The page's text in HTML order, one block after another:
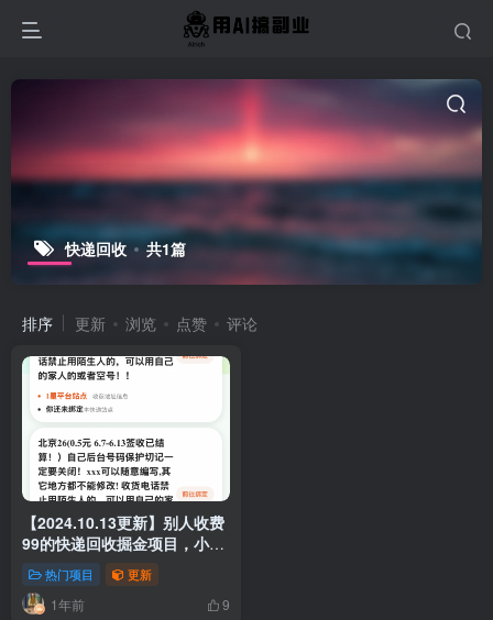
快递回收 共1篇
排序 更新 浏览 点赞 评论
【2024.10.13更新】别人收费
99的快递回收掘金项目，小白
当天上手
热门项目 更新
1年前 9